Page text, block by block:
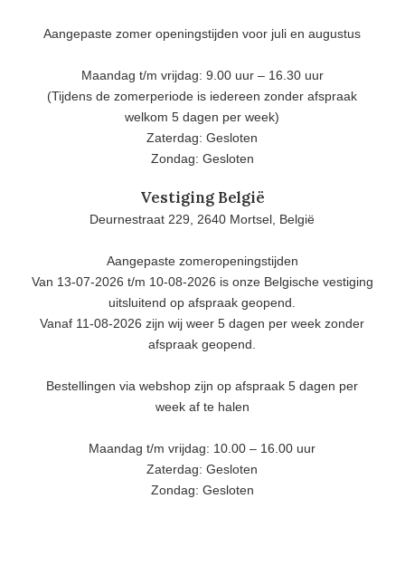
Aangepaste zomer openingstijden voor juli en augustus
Maandag t/m vrijdag: 9.00 uur – 16.30 uur
(Tijdens de zomerperiode is iedereen zonder afspraak
welkom 5 dagen per week)
Zaterdag: Gesloten
Zondag: Gesloten
Vestiging België
Deurnestraat 229, 2640 Mortsel, België
Aangepaste zomeropeningstijden
Van 13-07-2026 t/m 10-08-2026 is onze Belgische vestiging
uitsluitend op afspraak geopend.
Vanaf 11-08-2026 zijn wij weer 5 dagen per week zonder
afspraak geopend.
Bestellingen via webshop zijn op afspraak 5 dagen per
week af te halen
Maandag t/m vrijdag: 10.00 – 16.00 uur
Zaterdag: Gesloten
Zondag: Gesloten